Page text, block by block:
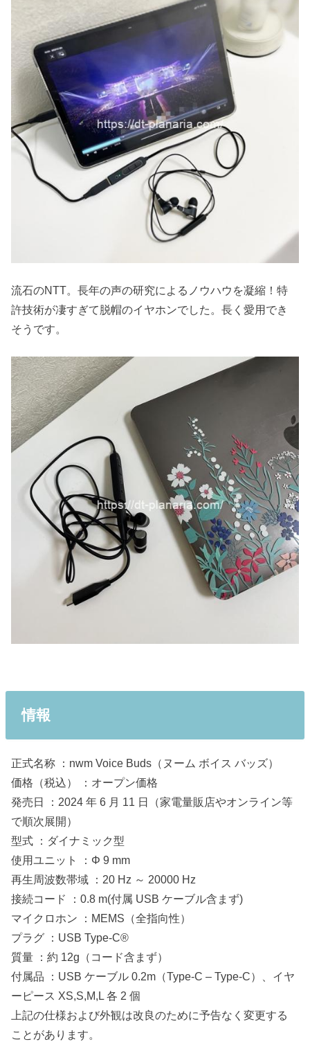
流石のNTT。長年の声の研究によるノウハウを凝縮！特
許技術が凄すぎて脱帽のイヤホンでした。長く愛用でき
そうです。
情報
正式名称 ：nwm Voice Buds（ヌーム ボイス バッズ）
価格（税込） ：オープン価格
発売日 ：2024 年 6 月 11 日（家電量販店やオンライン等
で順次展開）
型式 ：ダイナミック型
使用ユニット ：Φ 9 mm
再生周波数帯域 ：20 Hz ～ 20000 Hz
接続コード ：0.8 m(付属 USB ケーブル含まず)
マイクロホン ：MEMS（全指向性）
プラグ ：USB Type-C®
質量 ：約 12g（コード含まず）
付属品 ：USB ケーブル 0.2m（Type-C – Type-C）、イヤ
ーピース XS,S,M,L 各 2 個
上記の仕様および外観は改良のために予告なく変更する
ことがあります。